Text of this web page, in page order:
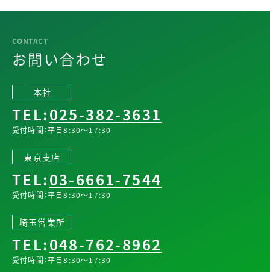
お問い合わせ
本社
TEL:025-382-3631
受付時間：平日8:30～17:30
東京支店
TEL:03-6661-7544
受付時間：平日8:30～17:30
埼玉営業所
TEL:048-762-8962
受付時間：平日8:30～17:30